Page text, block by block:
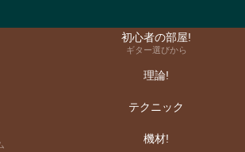
初心者の部屋!
ギター選びから
理論!
テクニック
機材!